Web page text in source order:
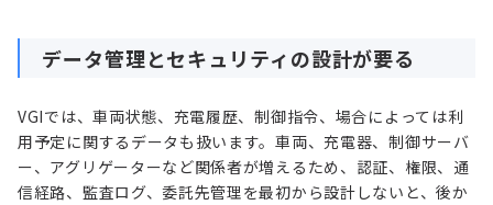
データ管理とセキュリティの設計が要る
VGIでは、車両状態、充電履歴、制御指令、場合によっては利
用予定に関するデータも扱います。車両、充電器、制御サーバ
ー、アグリゲーターなど関係者が増えるため、認証、権限、通
信経路、監査ログ、委託先管理を最初から設計しないと、後か